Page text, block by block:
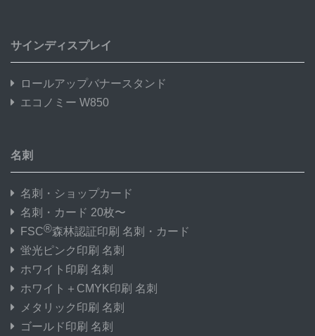
サインディスプレイ
ロールアップバナースタンド
エコノミー W850
名刺
名刺・ショップカード
名刺・カード 20枚〜
FSC®森林認証印刷 名刺・カード
蛍光ピンク印刷 名刺
ホワイト印刷 名刺
ホワイト＋CMYK印刷 名刺
メタリック印刷 名刺
ゴールド印刷 名刺